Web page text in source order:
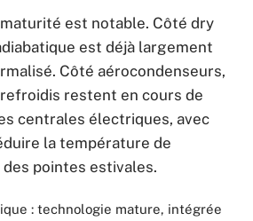
est notable. Côté dry
est déjà largement
Côté aérocondenseurs,
restent en cours de
centrales électriques, avec
la température de
pointes estivales.
: technologie mature, intégrée